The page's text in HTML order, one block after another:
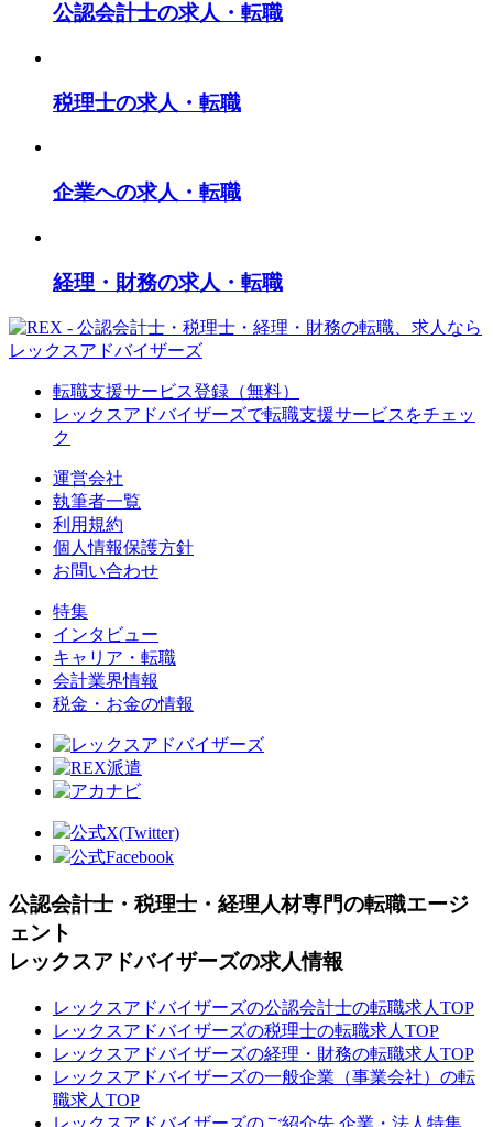
公認会計士の求人・転職
税理士の求人・転職
企業への求人・転職
経理・財務の求人・転職
転職支援サービス登録（無料）
レックスアドバイザーズで転職支援サービスをチェッ
ク
運営会社
執筆者一覧
利用規約
個人情報保護方針
お問い合わせ
特集
インタビュー
キャリア・転職
会計業界情報
税金・お金の情報
公式X(Twitter)
公式Facebook
公認会計士・税理士・経理人材専門の転職エージ
ェント
レックスアドバイザーズの求人情報
レックスアドバイザーズの公認会計士の転職求人TOP
レックスアドバイザーズの税理士の転職求人TOP
レックスアドバイザーズの経理・財務の転職求人TOP
レックスアドバイザーズの一般企業（事業会社）の転
職求人TOP
レックスアドバイザーズのご紹介先 企業・法人特集